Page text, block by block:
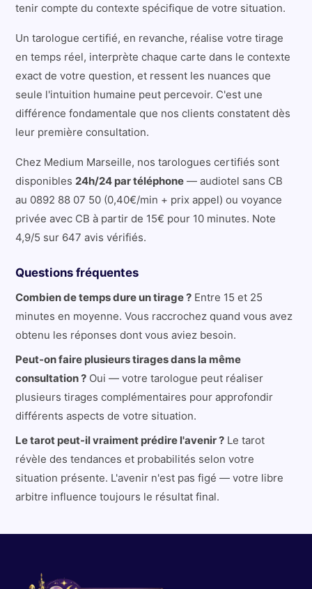
tenir compte du contexte spécifique de votre situation.
Un tarologue certifié, en revanche, réalise votre tirage
en temps réel, interprète chaque carte dans le contexte
exact de votre question, et ressent les nuances que
seule l'intuition humaine peut percevoir. C'est une
différence fondamentale que nos clients constatent dès
leur première consultation.
Chez Medium Marseille, nos tarologues certifiés sont
disponibles 24h/24 par téléphone — audiotel sans CB
au 0892 88 07 50 (0,40€/min + prix appel) ou voyance
privée avec CB à partir de 15€ pour 10 minutes. Note
4,9/5 sur 647 avis vérifiés.
Questions fréquentes
Combien de temps dure un tirage ? Entre 15 et 25
minutes en moyenne. Vous raccrochez quand vous avez
obtenu les réponses dont vous aviez besoin.
Peut-on faire plusieurs tirages dans la même
consultation ? Oui — votre tarologue peut réaliser
plusieurs tirages complémentaires pour approfondir
différents aspects de votre situation.
Le tarot peut-il vraiment prédire l'avenir ? Le tarot
révèle des tendances et probabilités selon votre
situation présente. L'avenir n'est pas figé — votre libre
arbitre influence toujours le résultat final.